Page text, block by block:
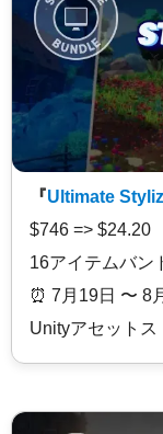
『Ultimate
$746 => $24.20
16アイテムバン
⏰️ 7月19日 〜 8
Unityアセット